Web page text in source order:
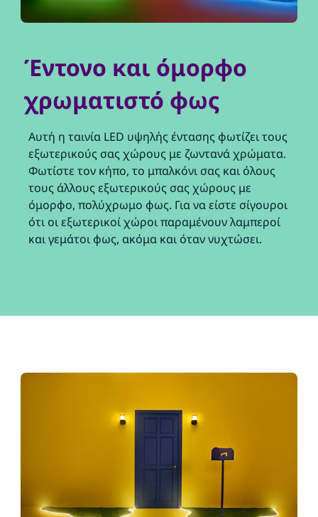
Έντονο και όμορφο
χρωματιστό φως
Αυτή η ταινία LED υψηλής έντασης φωτίζει τους
εξωτερικούς σας χώρους με ζωντανά χρώματα.
Φωτίστε τον κήπο, το μπαλκόνι σας και όλους
τους άλλους εξωτερικούς σας χώρους με
όμορφο, πολύχρωμο φως. Για να είστε σίγουροι
ότι οι εξωτερικοί χώροι παραμένουν λαμπεροί
και γεμάτοι φως, ακόμα και όταν νυχτώσει.